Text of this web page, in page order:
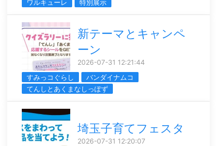
ワルキューレ
特別展示
新テーマとキャンペ
ーン
2026-07-31 12:21:44
すみっコぐらし
バンダイナムコ
てんしとあくまなしっぽず
埼玉子育てフェスタ
2026-07-31 12:20:07